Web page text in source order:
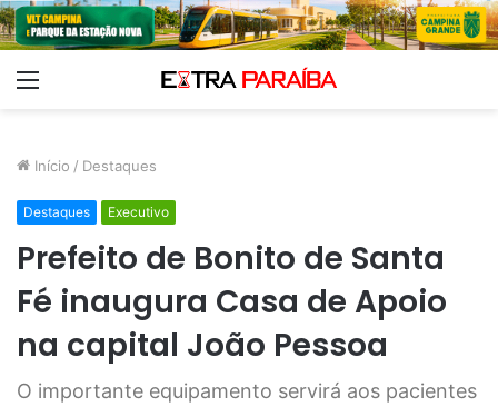
Início / Destaques
Destaques Executivo
Prefeito de Bonito de Santa
Fé inaugura Casa de Apoio
na capital João Pessoa
O importante equipamento servirá aos pacientes